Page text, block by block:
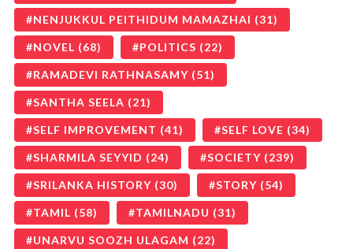
NENJUKKUL PEITHIDUM MAMAZHAI (31)
NOVEL (68) POLITICS (22)
RAMADEVI RATHNASAMY (51)
SANTHA SEELA (21)
SELF IMPROVEMENT (41) SELF LOVE (34)
SHARMILA SEYYID (24) SOCIETY (239)
SRILANKA HISTORY (30) STORY (54)
TAMIL (58) TAMILNADU (31)
UNARVU SOOZH ULAGAM (22)